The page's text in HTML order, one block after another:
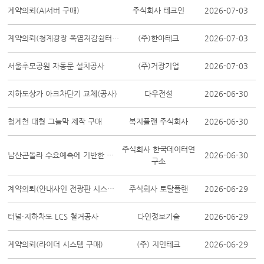
계약의뢰(AI서버 구매) 주식회사 테크인 2026-07-03
계약의뢰(청계광장 폭염저감쉼터 PVDF막구조물 제작구매) (주)한아테크 2026-07-03
서울추모공원 자동문 설치공사 (주)거광기업 2026-07-03
지하도상가 아크차단기 교체(공사) 다우전설 2026-06-30
청계천 대형 그늘막 제작 구매 복지플랜 주식회사 2026-06-30
남산곤돌라 수요예측에 기반한 운영효율화 방안 도출 용역
주식회사 한국데이터연
구소
2026-06-30
계약의뢰(안내사인 전광판 시스템 교체) 주식회사 토탈플랜 2026-06-29
터널·지하차도 LCS 철거공사 다인정보기술 2026-06-29
계약의뢰(라이더 시스템 구매) (주) 지인테크 2026-06-29